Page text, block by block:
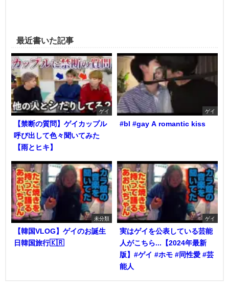
最近書いた記事
ゲイ
【禁断の質問】ゲイカップル
呼び出して色々聞いてみた
【雨とヒキ】
ゲイ
#bl #gay A romantic kiss
未分類
【韓国VLOG】ゲイのお誕生
日韓国旅行🇰🇷
ゲイ
実はゲイを公表している芸能
人がこちら...【2024年最新
版】#ゲイ #ホモ #同性愛 #芸
能人